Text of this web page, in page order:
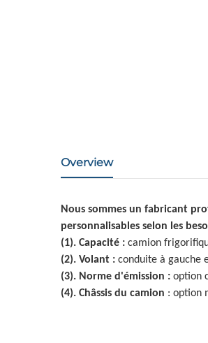
Overview
Nous sommes un fabricant
personnalisables selon les
(1). Capacité : camion
(2). Volant : conduite à gauche
(3). Norme d'émission : option
(4). Châssis du camion : option